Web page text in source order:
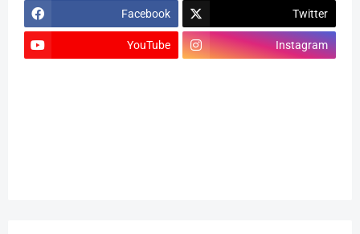
Facebook Twitter
YouTube Instagram